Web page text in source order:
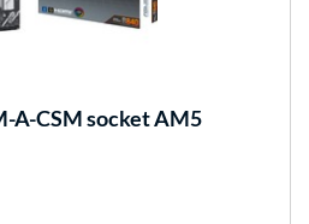
A-CSM socket AM5